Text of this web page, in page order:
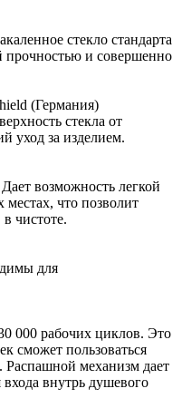
стекло стандарта
прочностью и совершенно
(Германия)
стекла от
уход за изделием.
возможность легкой
местах, что позволит
чистоте.
для
000 рабочих циклов. Это
сможет пользоваться
механизм дает
внутрь душевого